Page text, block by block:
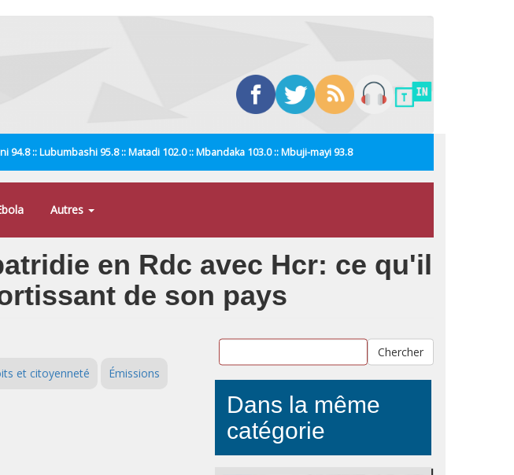
94.8 :: Lubumbashi 95.8 :: Matadi 102.0 :: Mbandaka 103.0 :: Mbuji-mayi 93.8
Autres
en Rdc avec Hcr: ce qu'il
de son pays
et citoyenneté Émissions
Chercher
Dans la même
catégorie